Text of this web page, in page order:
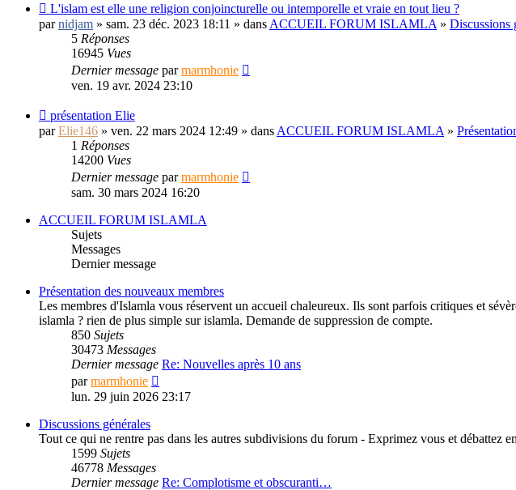
L'islam est elle une religion conjoincturelle ou intemporelle et vraie en tout lieu ?
parnidjam » sam. 23 déc. 2023 18:11 » dans ACCUEIL FORUM ISLAMLA » Discussions
5 Réponses
16945 Vues
Dernier message parmarmhonie
ven. 19 avr. 2024 23:10
présentation Elie
parElie146 » ven. 22 mars 2024 12:49 » dans ACCUEIL FORUM ISLAMLA »
1 Réponses
14200 Vues
Dernier message parmarmhonie
sam. 30 mars 2024 16:20
ACCUEIL FORUM ISLAMLA
Sujets
Messages
Dernier message
Présentation des nouveaux membres
Les membres d'Islamla vous réservent un accueil chaleureux. Ils sont parfois critiques et
islamla ? rien de plus simple sur islamla. Demande de suppression de compte.
850 Sujets
30473 Messages
Dernier message Re: Nouvelles après 10 ans
parmarmhonie
le
lun. 29 juin 2026 23:17
Discussions générales
Tout ce qui ne rentre pas dans les autres subdivisions du forum - Exprimez vous et débattez
1599 Sujets
46778 Messages
Dernier message Re: Complotisme et obscuranti…